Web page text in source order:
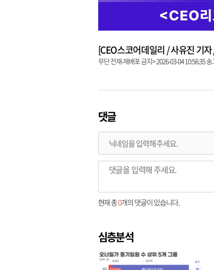
[CEO스코어데일리 / 사유진 기
무단 전재-재배포 금지> 2026-03-04 10:56:35 송
댓글
현재 총0개의 댓글이 있습니다.
심층분석